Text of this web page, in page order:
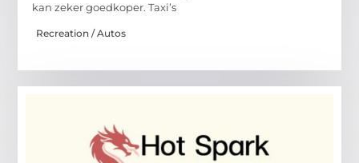
kan zeker goedkoper. Taxi’s
Recreation / Autos